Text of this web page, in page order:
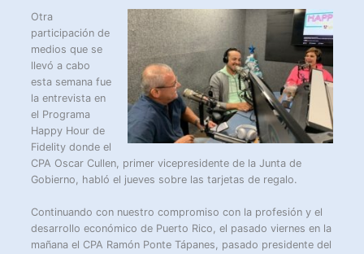
Otra
participación de
medios que se
llevó a cabo
esta semana fue
la entrevista en
el Programa
Happy Hour de
Fidelity donde el
CPA Oscar Cullen, primer vicepresidente de la Junta de
Gobierno, habló el jueves sobre las tarjetas de regalo.
Continuando con nuestro compromiso con la profesión y el
desarrollo económico de Puerto Rico, el pasado viernes en la
mañana el CPA Ramón Ponte Tápanes, pasado presidente del